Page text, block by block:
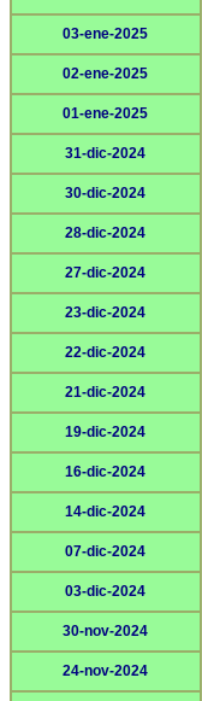
03-ene-2025
02-ene-2025
01-ene-2025
31-dic-2024
30-dic-2024
28-dic-2024
27-dic-2024
23-dic-2024
22-dic-2024
21-dic-2024
19-dic-2024
16-dic-2024
14-dic-2024
07-dic-2024
03-dic-2024
30-nov-2024
24-nov-2024